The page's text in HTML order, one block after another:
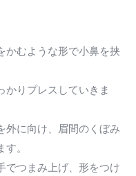
むような形で小鼻を挟
りプレスしていきま
に向け、眉間のくぼみ
。
つまみ上げ、形をつけ